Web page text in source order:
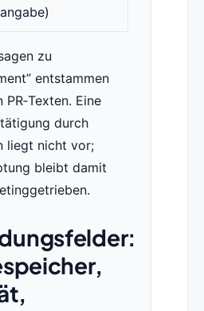
angabe)
zu
entstammen
Eine
durch
liegt nicht vor;
bleibt damit